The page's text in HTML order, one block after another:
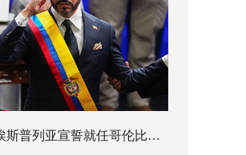
德拉埃斯普列亚宣誓就任哥伦比亚总统